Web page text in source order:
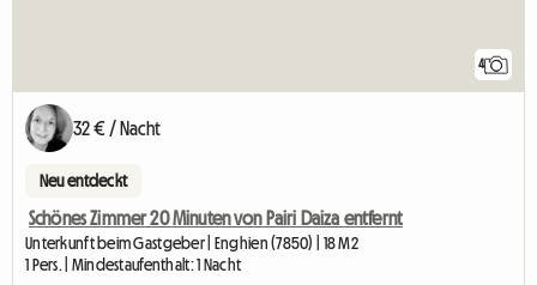
4
32 € / Nacht
Neu entdeckt
Schönes Zimmer 20 Minuten von Pairi Daiza entfernt
Unterkunft beim Gastgeber | Enghien (7850) | 18 M2
1 Pers. | Mindestaufenthalt: 1 Nacht